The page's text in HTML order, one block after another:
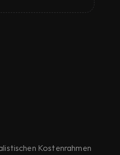
Kostenrahmen